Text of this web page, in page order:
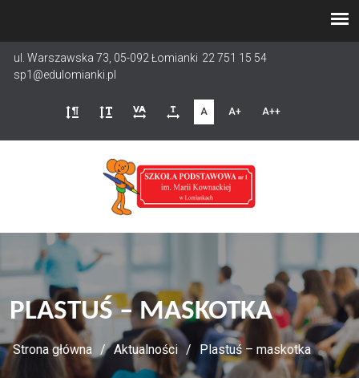
treści
ul. Warszawska 73, 05-092 Łomianki 22 751 15 54
sp1@edulomianki.pl
A A+ A++
PLASTUŚ – MASKOTKA
Strona główna Aktualności Plastuś – maskotka